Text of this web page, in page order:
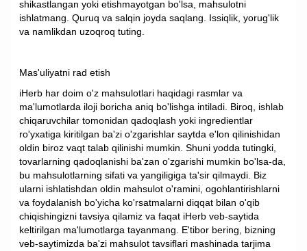
shikastlangan yoki etishmayotgan bo'lsa, mahsulotni
ishlatmang. Quruq va salqin joyda saqlang. Issiqlik, yorug'lik
va namlikdan uzoqroq tuting.
Mas'uliyatni rad etish
iHerb har doim o'z mahsulotlari haqidagi rasmlar va
ma'lumotlarda iloji boricha aniq bo'lishga intiladi. Biroq, ishlab
chiqaruvchilar tomonidan qadoqlash yoki ingredientlar
ro'yxatiga kiritilgan ba'zi o'zgarishlar saytda e'lon qilinishidan
oldin biroz vaqt talab qilinishi mumkin. Shuni yodda tutingki,
tovarlarning qadoqlanishi ba'zan o'zgarishi mumkin bo'lsa-da,
bu mahsulotlarning sifati va yangiligiga ta'sir qilmaydi. Biz
ularni ishlatishdan oldin mahsulot o'ramini, ogohlantirishlarni
va foydalanish bo'yicha ko'rsatmalarni diqqat bilan o'qib
chiqishingizni tavsiya qilamiz va faqat iHerb veb-saytida
keltirilgan ma'lumotlarga tayanmang. E'tibor bering, bizning
veb-saytimizda ba'zi mahsulot tavsiflari mashinada tarjima